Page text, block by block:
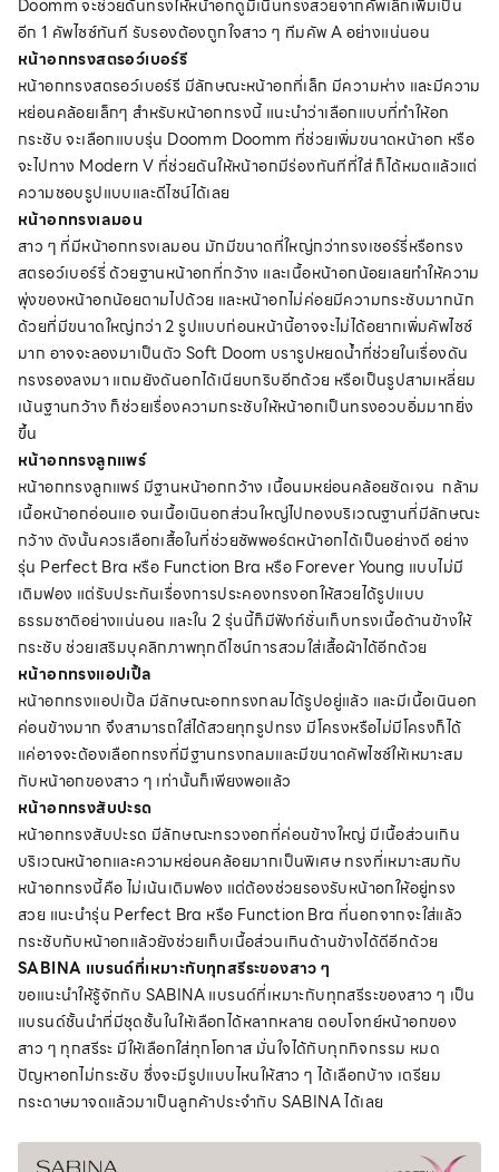
Doomm จะช่วยดันทรงให้หน้าอกดูมีเนินทรงสวยจากคัพเล็กเพิ่มเป็น
อีก 1 คัพไซซ์ทันที รับรองต้องถูกใจสาว ๆ ทีมคัพ A อย่างแน่นอน
หน้าอกทรงสตรอว์เบอร์รี
หน้าอกทรงสตรอว์เบอร์รี มีลักษณะหน้าอกที่เล็ก มีความห่าง และมีความ
หย่อนคล้อยเล็กๆ สำหรับหน้าอกทรงนี้ แนะนำว่าเลือกแบบที่ทำให้อก
กระชับ จะเลือกแบบรุ่น Doomm Doomm ที่ช่วยเพิ่มขนาดหน้าอก หรือ
จะไปทาง Modern V ที่ช่วยดันให้หน้าอกมีร่องทันทีที่ใส่ ก็ได้หมดแล้วแต่
ความชอบรูปแบบและดีไซน์ได้เลย
หน้าอกทรงเลมอน
สาว ๆ ที่มีหน้าอกทรงเลมอน มักมีขนาดที่ใหญ่กว่าทรงเชอร์รี่หรือทรง
สตรอว์เบอร์รี่ ด้วยฐานหน้าอกที่กว้าง และเนื้อหน้าอกน้อยเลยทำให้ความ
พุ่งของหน้าอกน้อยตามไปด้วย และหน้าอกไม่ค่อยมีความกระชับมากนัก
ด้วยที่มีขนาดใหญ่กว่า 2 รูปแบบก่อนหน้านี้อาจจะไม่ได้อยากเพิ่มคัพไซซ์
มาก อาจจะลองมาเป็นตัว Soft Doom บรารูปหยดน้ำที่ช่วยในเรื่องดัน
ทรงรองลงมา แถมยังดันอกได้เนียบกริบอีกด้วย หรือเป็นรูปสามเหลี่ยม
เน้นฐานกว้าง ก็ช่วยเรื่องความกระชับให้หน้าอกเป็นทรงอวบอิ่มมากยิ่ง
ขึ้น
หน้าอกทรงลูกแพร์
หน้าอกทรงลูกแพร์ มีฐานหน้าอกกว้าง เนื้อนมหย่อนคล้อยชัดเจน กล้าม
เนื้อหน้าอกอ่อนแอ จนเนื้อเนินอกส่วนใหญ่ไปกองบริเวณฐานที่มีลักษณะ
กว้าง ดังนั้นควรเลือกเสื้อในที่ช่วยซัพพอร์ตหน้าอกได้เป็นอย่างดี อย่าง
รุ่น Perfect Bra หรือ Function Bra หรือ Forever Young แบบไม่มี
เติมฟอง แต่รับประกันเรื่องการประคองทรงอกให้สวยได้รูปแบบ
ธรรมชาติอย่างแน่นอน และใน 2 รุ่นนี้ก็มีฟังก์ชั่นเก็บทรงเนื้อด้านข้างให้
กระชับ ช่วยเสริมบุคลิกภาพทุกดีไซน์การสวมใส่เสื้อผ้าได้อีกด้วย
หน้าอกทรงแอปเปิ้ล
หน้าอกทรงแอปเปิ้ล มีลักษณะอกทรงกลมได้รูปอยู่แล้ว และมีเนื้อเนินอก
ค่อนข้างมาก จึงสามารถใส่ได้สวยทุกรูปทรง มีโครงหรือไม่มีโครงก็ได้
แค่อาจจะต้องเลือกทรงที่มีฐานทรงกลมและมีขนาดคัพไซซ์ให้เหมาะสม
กับหน้าอกของสาว ๆ เท่านั้นก็เพียงพอแล้ว
หน้าอกทรงสับปะรด
หน้าอกทรงสับปะรด มีลักษณะทรวงอกที่ค่อนข้างใหญ่ มีเนื้อส่วนเกิน
บริเวณหน้าอกและความหย่อนคล้อยมากเป็นพิเศษ ทรงที่เหมาะสมกับ
หน้าอกทรงนี้คือ ไม่เน้นเติมฟอง แต่ต้องช่วยรองรับหน้าอกให้อยู่ทรง
สวย แนะนำรุ่น Perfect Bra หรือ Function Bra ที่นอกจากจะใส่แล้ว
กระชับกับหน้าอกแล้วยังช่วยเก็บเนื้อส่วนเกินด้านข้างได้ดีอีกด้วย
SABINA แบรนด์ที่เหมาะกับทุกสรีระของสาว ๆ
ขอแนะนำให้รู้จักกับ SABINA แบรนด์ที่เหมาะกับทุกสรีระของสาว ๆ เป็น
แบรนด์ชั้นนำที่มีชุดชั้นในให้เลือกได้หลากหลาย ตอบโจทย์หน้าอกของ
สาว ๆ ทุกสรีระ มีให้เลือกใส่ทุกโอกาส มั่นใจได้กับทุกกิจกรรม หมด
ปัญหาอกไม่กระชับ ซึ่งจะมีรูปแบบไหนให้สาว ๆ ได้เลือกบ้าง เตรียม
กระดาษมาจดแล้วมาเป็นลูกค้าประจำกับ SABINA ได้เลย